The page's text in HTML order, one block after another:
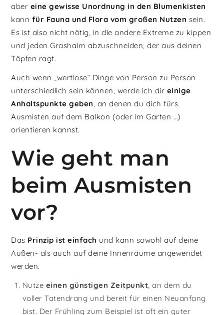
aber eine gewisse Unordnung in den Blumenkisten
kann für Fauna und Flora vom großen Nutzen sein.
Es ist also nicht nötig, in die andere Extreme zu kippen
und jeden Grashalm abzuschneiden, der aus deinen
Töpfen ragt.
Auch wenn „wertlose“ Dinge von Person zu Person
unterschiedlich sein können, werde ich dir einige
Anhaltspunkte geben, an denen du dich fürs
Ausmisten auf dem Balkon (oder im Garten …)
orientieren kannst.
Wie geht man
beim Ausmisten
vor?
Das Prinzip ist einfach und kann sowohl auf deine
Außen- als auch auf deine Innenräume angewendet
werden.
Nutze einen günstigen Zeitpunkt, an dem du
voller Tatendrang und bereit für einen Neuanfang
bist. Der Frühling zum Beispiel ist oft ein guter